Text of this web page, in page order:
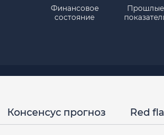
Прошлые
Финансовое
состояние
Консенсус прогноз Red